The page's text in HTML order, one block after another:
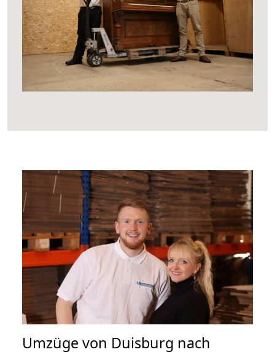
Umzüge von Duisburg nach